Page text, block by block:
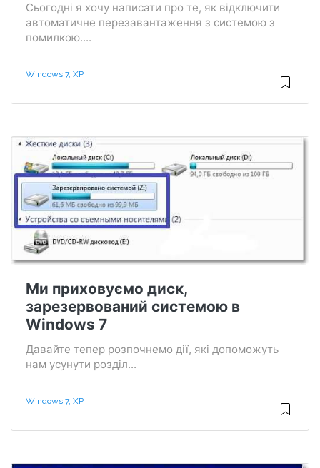
Сьогодні я хочу написати про те, як відключити
автоматичне перезавантаження з системою з
помилкою....
Windows 7, XP
Ми приховуємо диск,
зарезервований системою в
Windows 7
Давайте тепер розпочнемо дії, які допоможуть
нам усунути розділ...
Windows 7, XP